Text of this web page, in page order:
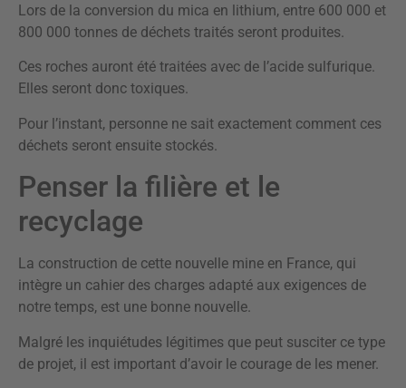
Lors de la conversion du mica en lithium, entre 600 000 et
800 000 tonnes de déchets traités seront produites.
Ces roches auront été traitées avec de l’acide sulfurique.
Elles seront donc toxiques.
Pour l’instant, personne ne sait exactement comment ces
déchets seront ensuite stockés.
Penser la filière et le
recyclage
La construction de cette nouvelle mine en France, qui
intègre un cahier des charges adapté aux exigences de
notre temps, est une bonne nouvelle.
Malgré les inquiétudes légitimes que peut susciter ce type
de projet, il est important d’avoir le courage de les mener.